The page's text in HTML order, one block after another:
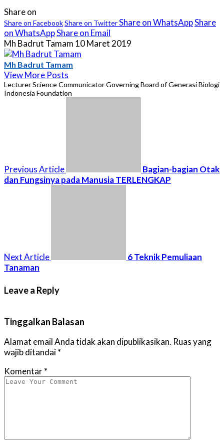
Share on
Share on FacebookShare on TwitterShare on WhatsAppShare
on WhatsAppShare on Email
Mh Badrut Tamam 10 Maret 2019
Mh Badrut Tamam
View More Posts
Lecturer Science Communicator Governing Board of Generasi Biologi
Indonesia Foundation
Previous Article
Bagian-bagian Otak
dan Fungsinya pada Manusia TERLENGKAP
Next Article
6 Teknik Pemuliaan
Tanaman
Leave a Reply
Tinggalkan Balasan
Alamat email Anda tidak akan dipublikasikan. Ruas yang
wajib ditandai*
Komentar*